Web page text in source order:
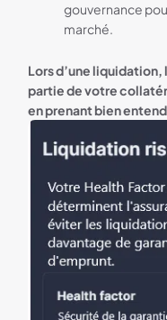
gouvernance
marché.
Lors d’une
partie de votre
en prenant bien